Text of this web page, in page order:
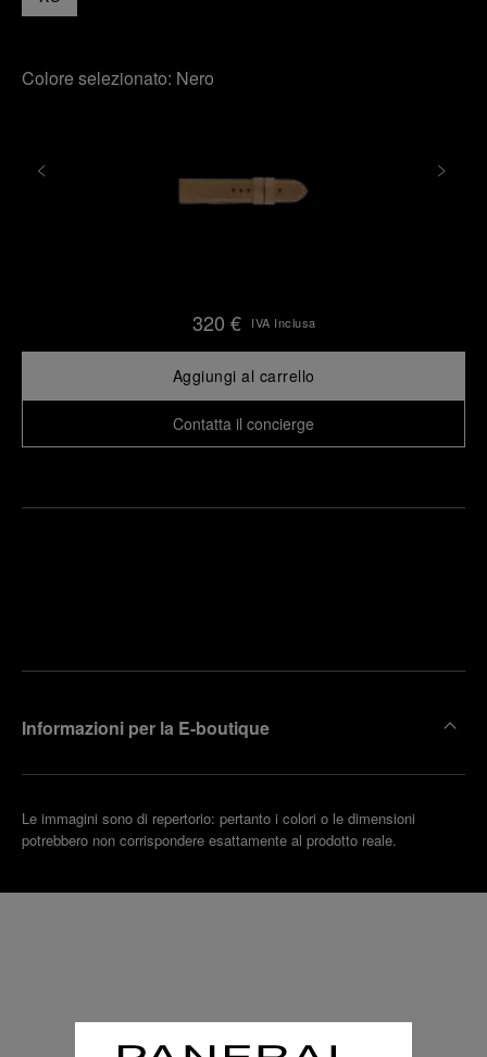
Colore selezionato: Nero
320 € IVA Inclusa
Aggiungi al carrello
Contatta il concierge
Informazioni per la E-boutique
Le immagini sono di repertorio: pertanto i colori o le dimensioni
potrebbero non corrispondere esattamente al prodotto reale.